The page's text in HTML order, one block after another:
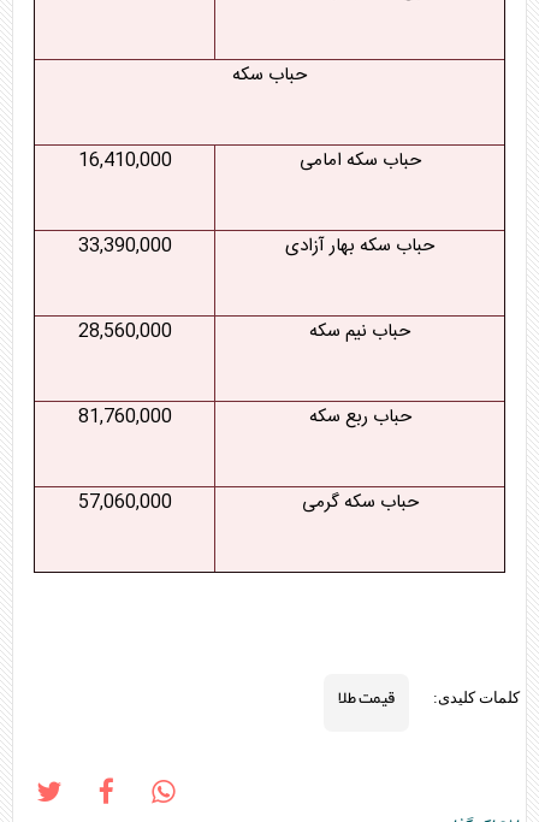
حباب سکه
حباب سکه امامی 16,410,000
حباب سکه بهار آزادی 33,390,000
حباب نیم سکه 28,560,000
حباب ربع سکه 81,760,000
حباب سکه گرمی 57,060,000
کلمات کلیدی: قیمت طلا